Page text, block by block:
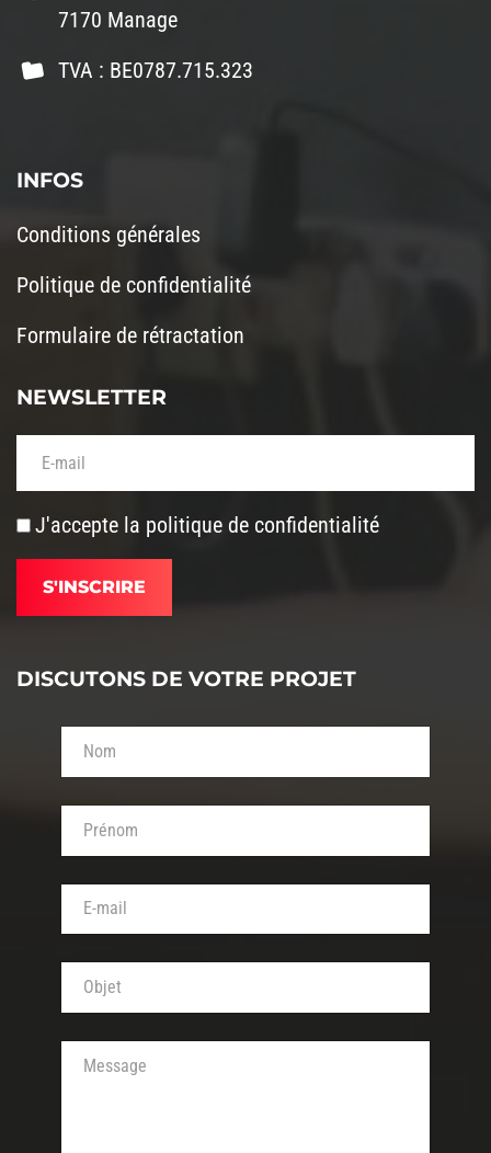
7170 Manage
TVA : BE0787.715.323
INFOS
Conditions générales
Politique de confidentialité
Formulaire de rétractation
NEWSLETTER
Votre adresse de messagerie (obligatoire)
J'accepte la politique de confidentialité
DISCUTONS DE VOTRE PROJET
Votre nom (obligatoire)
Votre prénom (obligatoire)
Votre adresse de messagerie (obligatoire)
Objet de votre message (obligatoire)
Votre message